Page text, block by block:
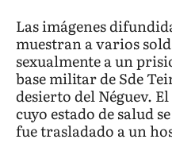
Las imágenes
muestran a varios
sexualmente a un
base militar de Sde
desierto del Néguev.
cuyo estado de salud
fue trasladado a un